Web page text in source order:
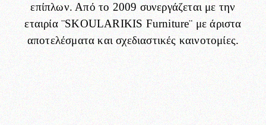
επίπλων. Από το 2009 συνεργάζεται με την
εταιρία ¨SKOULARIKIS Furniture¨ με άριστα
αποτελέσματα και σχεδιαστικές καινοτομίες.